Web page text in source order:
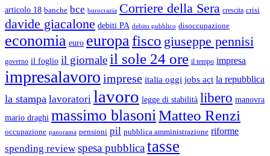
articolo 18 banche bce burocrazia Corriere della Sera crescita crisi
davide giacalone debiti PA debito pubblico disoccupazione
economia euro europa fisco giuseppe pennisi
governo il foglio il giornale il sole 24 ore il tempo impresa
impresalavoro imprese italia oggi jobs act la repubblica
la stampa lavoratori lavoro legge di stabilità libero manovra
mario draghi massimo blasoni Matteo Renzi
occupazione panorama pensioni pil pubblica amministrazione riforme
spending review spesa pubblicatasse